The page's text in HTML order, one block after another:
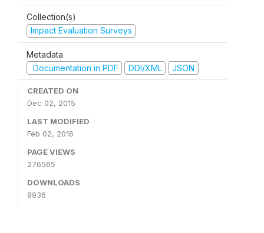
Collection(s)
Impact Evaluation Surveys
Metadata
Documentation in PDF
DDI/XML JSON
CREATED ON
Dec 02, 2015
LAST MODIFIED
Feb 02, 2016
PAGE VIEWS
276565
DOWNLOADS
8936